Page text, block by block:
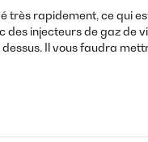
très rapidement, ce
injecteurs de gaz
Il vous faudra